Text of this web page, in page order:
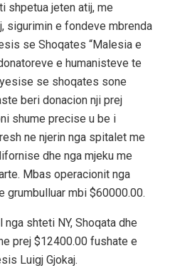
shpetua jeten atij, me
sigurimin e fondeve mbrenda
se Shoqates “Malesia e
e humanisteve te
se shoqates sone
beri donacion nji prej
shume precise u be i
ne njerin nga spitalet me
dhe nga mjeku me
Mbas operacionit nga
grumbulluar mbi $60000.00.
shteti NY, Shoqata dhe
prej $12400.00 fushate e
Luigj Gjokaj.